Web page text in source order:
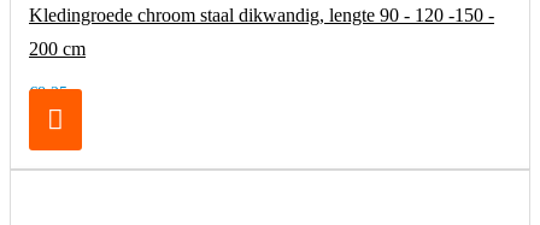
Kledingroede chroom staal dikwandig, lengte 90 - 120 -150 -
200 cm
€8,25